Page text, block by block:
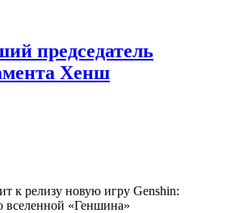
председатель
Хенш
к релизу новую игру Genshin:
вселенной «Геншина»